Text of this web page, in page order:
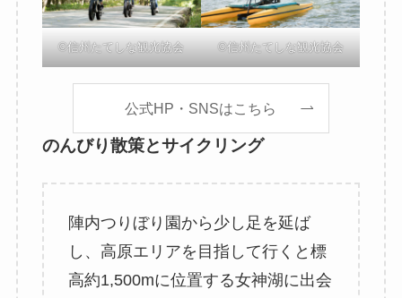
©信州たてしな観光協会 ©信州たてしな観光協会
公式HP・SNSはこちら
のんびり散策とサイクリング
陣内つりぼり園から少し足を延ば
し、高原エリアを目指して行くと標
高約1,500mに位置する女神湖に出会